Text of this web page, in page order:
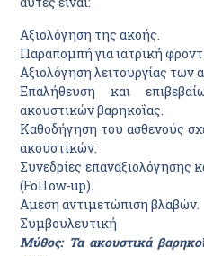
Αξιολόγηση της ακοής.
Παραπομπή για ιατρική
Αξιολόγηση λειτουργίας των
Επαλήθευση και
ακουστικών βαρηκοΐας.
Καθοδήγηση του ασθενούς
ακουστικών.
Συνεδρίες επαναξιολόγησης
(Follow-up).
Άμεση αντιμετώπιση βλαβών.
Συμβουλευτική
Μύθος: Τα ακουστικά